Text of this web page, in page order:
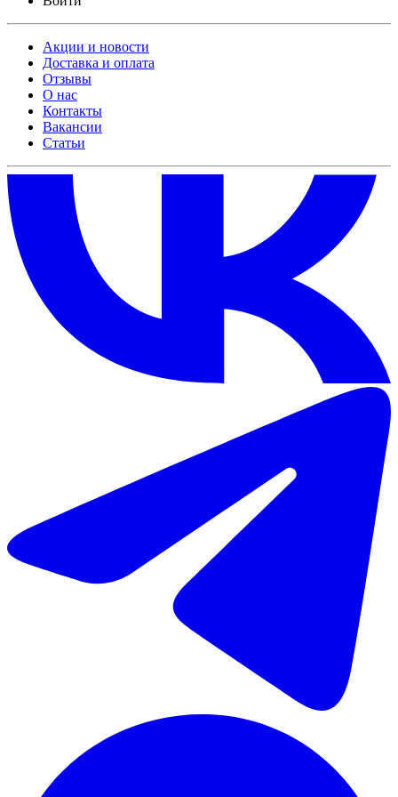
Акции и новости
Доставка и оплата
Отзывы
О нас
Контакты
Вакансии
Статьи